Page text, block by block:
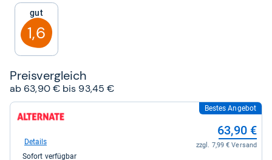
SternenGut
1,6
Preis­ver­gleich
ab 63,90 € bis 93,45 €
zum
Shop:
Alternate
Bestes Angebot
63,90 €
zzgl. 7,99 € Versand
Details
Sofort verfügbar